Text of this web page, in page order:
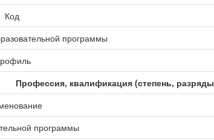
Код
программы
Профессия, квалификация (степень,
программы